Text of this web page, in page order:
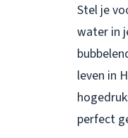
Stel je
water in
leven in
perfect